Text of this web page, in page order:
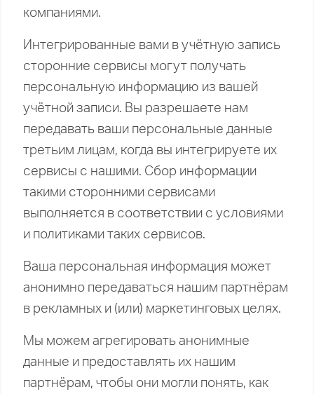
компаниями.
Интегрированные вами в учётную запись
сторонние сервисы могут получать
персональную информацию из вашей
учётной записи. Вы разрешаете нам
передавать ваши персональные данные
третьим лицам, когда вы интегрируете их
сервисы с нашими. Сбор информации
такими сторонними сервисами
выполняется в соответствии с условиями
и политиками таких сервисов.
Ваша персональная информация может
анонимно передаваться нашим партнёрам
в рекламных и (или) маркетинговых целях.
Мы можем агрегировать анонимные
данные и предоставлять их нашим
партнёрам, чтобы они могли понять, как